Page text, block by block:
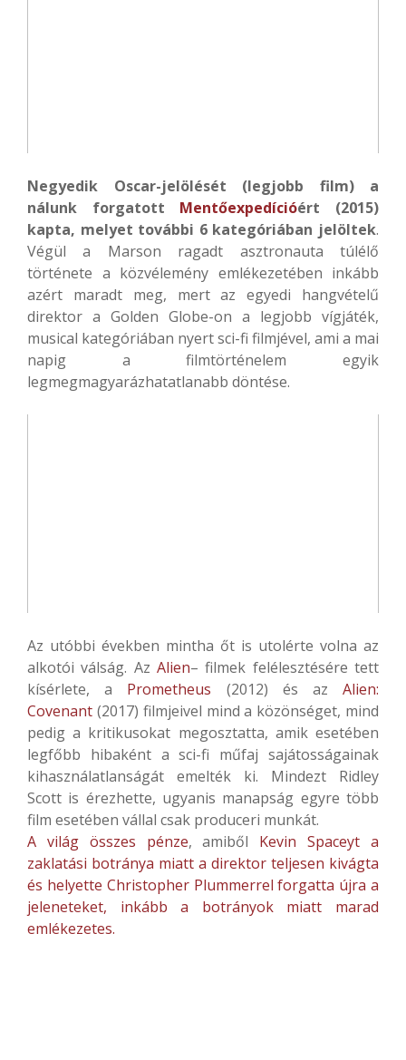
Negyedik Oscar-jelölését (legjobb film) a
nálunk forgatott Mentőexpedícióért (2015)
kapta, melyet további 6 kategóriában jelöltek.
Végül a Marson ragadt asztronauta túlélő
története a közvélemény emlékezetében inkább
azért maradt meg, mert az egyedi hangvételű
direktor a Golden Globe-on a legjobb vígjáték,
musical kategóriában nyert sci-fi filmjével, ami a mai
napig a filmtörténelem egyik
legmegmagyarázhatatlanabb döntése.
Az utóbbi években mintha őt is utolérte volna az
alkotói válság. Az Alien– filmek felélesztésére tett
kísérlete, a Prometheus (2012) és azAlien:
Covenant (2017) filmjeivel mind a közönséget, mind
pedig a kritikusokat megosztatta, amik esetében
legfőbb hibaként a sci-fi műfaj sajátosságainak
kihasználatlanságát emelték ki. Mindezt Ridley
Scott is érezhette, ugyanis manapság egyre több
film esetében vállal csak produceri munkát.
A világ összes pénze, amiből Kevin Spaceyt a
zaklatási botránya miatt a direktor teljesen kivágta
és helyette Christopher Plummerrel forgatta újra a
jeleneteket, inkább a botrányok miatt marad
emlékezetes.